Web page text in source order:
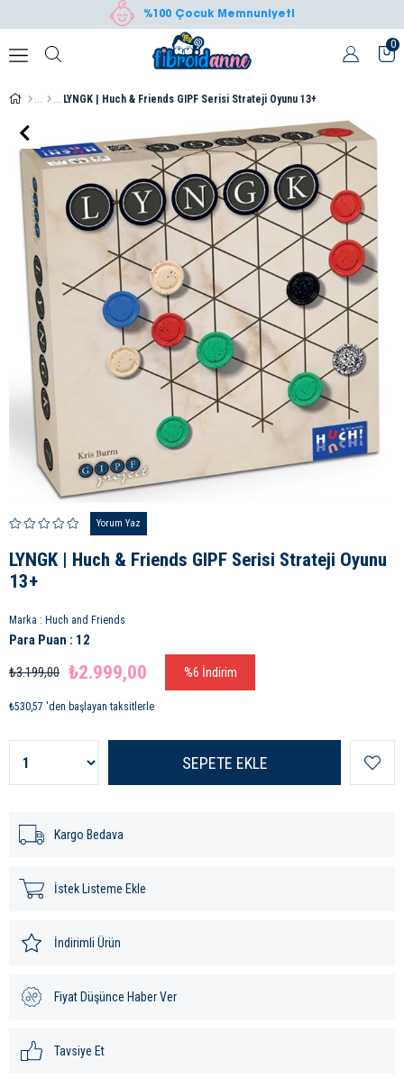
%100 Çocuk Memnuniyeti
0
LYNGK | Huch & Friends GIPF Serisi Strateji Oyunu 13+
Yorum Yaz
LYNGK | Huch & Friends GIPF Serisi Strateji Oyunu
13+
Marka : Huch and Friends
Para Puan : 12
₺3.199,00 ₺2.999,00 %6 İndirim
₺530,57 'den başlayan taksitlerle
Kargo Bedava
İstek Listeme Ekle
İndirimli Ürün
Fiyat Düşünce Haber Ver
Tavsiye Et